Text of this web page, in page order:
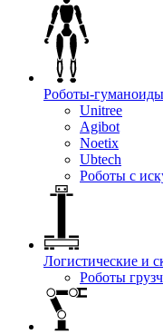
Роботы-гуманоиды
Unitree
Agibot
Noetix
Ubtech
Роботы с
Логистические и
Роботы